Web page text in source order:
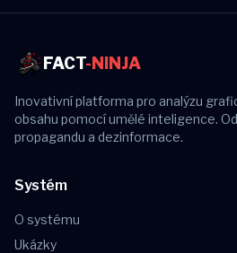
FACT-NINJA
Inovativní platforma pro analýzu
obsahu pomocí umělé inteligence.
propagandu a dezinformace.
Systém
O systému
Ukázky